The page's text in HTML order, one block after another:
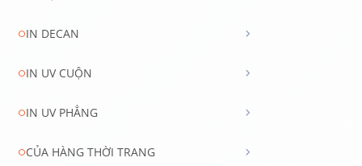
circleIN DECAN chevron_right
circleIN UV CUỘN chevron_right
circleIN UV PHẲNG chevron_right
circleCỦA HÀNG THỜI TRANG chevron_right